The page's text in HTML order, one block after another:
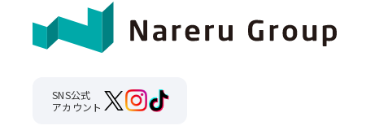
SNS公式
アカウント